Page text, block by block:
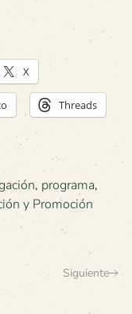
X
Threads
, programa,
y Promoción
Siguiente